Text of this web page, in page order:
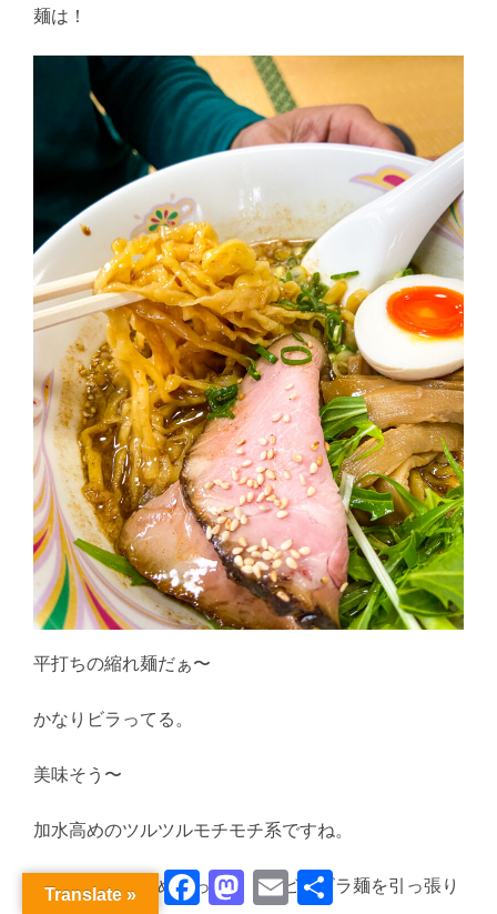
麺は！
平打ちの縮れ麺だぁ〜
かなりビラってる。
美味そう〜
加水高めのツルツルモチモチ系ですね。
肉の掛け布団をめくって・・・ビラビラ麺を引っ張り
FacebookMastodon
Email共
有
Translate »